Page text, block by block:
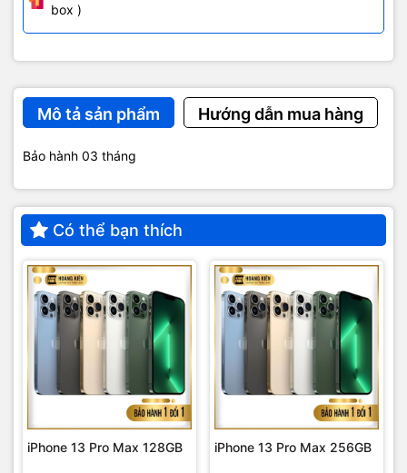
box )
Mô tả sản phẩm Hướng dẫn mua hàng
Bảo hành 03 tháng
Có thể bạn thích
iPhone 13 Pro Max 128GB iPhone 13 Pro Max 256GB